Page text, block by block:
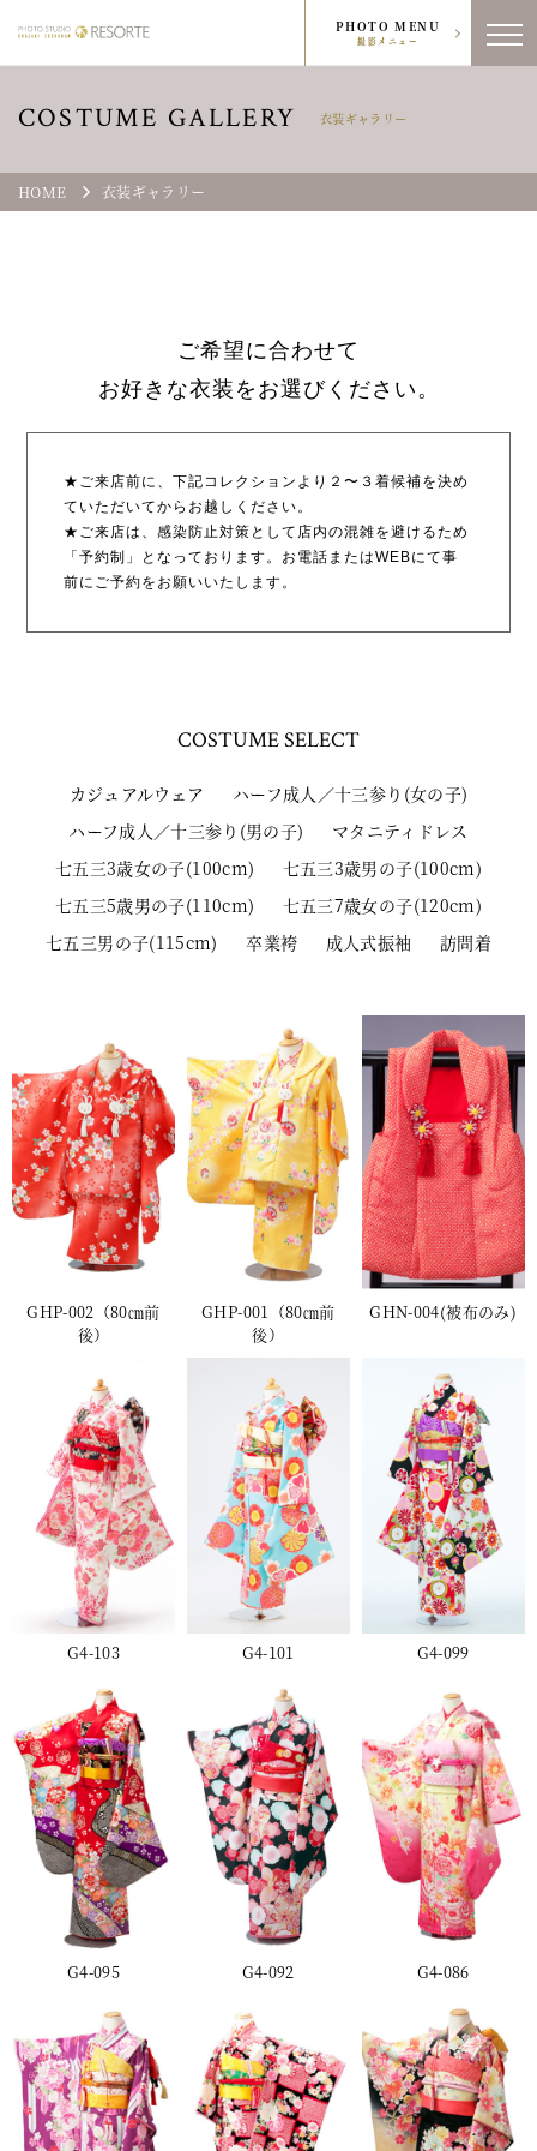
PHOTO MENU
撮影メニュー
COSTUME GALLERY 衣装ギャラリー
HOME 衣装ギャラリー
ご希望に合わせて
お好きな衣装をお選びください。
★ご来店前に、下記コレクションより２〜３着候補を決め
ていただいてからお越しください。
★ご来店は、感染防止対策として店内の混雑を避けるため
「予約制」となっております。お電話またはWEBにて事
前にご予約をお願いいたします。
COSTUMESELECT
カジュアルウェア
ハーフ成人／十三参り(女の子)
ハーフ成人／十三参り(男の子)
マタニティドレス
七五三3歳女の子(100cm)
七五三3歳男の子(100cm)
七五三5歳男の子(110cm)
七五三7歳女の子(120cm)
七五三男の子(115cm)
卒業袴 成人式振袖 訪問着
GHP-002（80㎝前
後）
GHP-001（80㎝前
後）
GHN-004(被布のみ)
G4-103 G4-101 G4-099
G4-095 G4-092 G4-086